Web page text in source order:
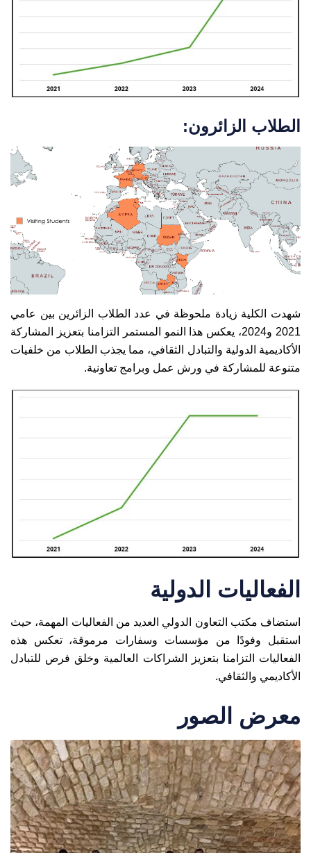
الطلاب الزائرون:
شهدت الكلية زيادة ملحوظة في عدد الطلاب الزائرين بين عامي
2021 و2024، يعكس هذا النمو المستمر التزامنا بتعزيز المشاركة
الأكاديمية الدولية والتبادل الثقافي، مما يجذب الطلاب من خلفيات
متنوعة للمشاركة في ورش عمل وبرامج تعاونية.
الفعاليات الدولية
استضاف مكتب التعاون الدولي العديد من الفعاليات المهمة، حيث
استقبل وفودًا من مؤسسات وسفارات مرموقة، تعكس هذه
الفعاليات التزامنا بتعزيز الشراكات العالمية وخلق فرص للتبادل
الأكاديمي والثقافي.
معرض الصور